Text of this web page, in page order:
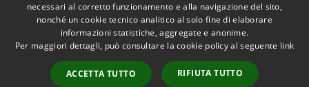
Accessibilità
Copyright © 2026 • Comune di
Lesignano de' Bagni • Powered
byMunicipium
Accesso
necessari al corretto funzionamento e alla navigazione del sito,
nonché un cookie tecnico analitico al solo fine di elaborare
informazioni statistiche, aggregate e anonime.
Per maggiori dettagli, può consultare la cookie policy al seguente link
ACCETTA TUTTO RIFIUTA TUTTO